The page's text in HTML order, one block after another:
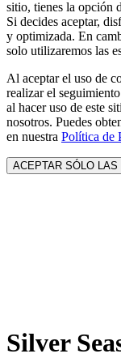
sitio, tienes la opción
Si decides aceptar,
y optimizada. En
solo utilizaremos las
Al aceptar el uso de
realizar el
al hacer uso de este
nosotros. Puedes
en nuestra Política de
ACEPTAR SÓLO LAS
Silver